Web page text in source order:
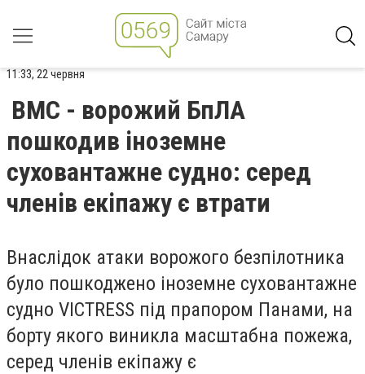
11:33, 22 червня
ВМС - ворожий БпЛА
пошкодив іноземне
суховантажне судно: серед
членів екіпажу є втрати
Внаслідок атаки ворожого безпілотника
було пошкоджено іноземне суховантажне
судно VICTRESS під прапором Панами, на
борту якого виникла масштабна пожежа,
серед членів екіпажу є